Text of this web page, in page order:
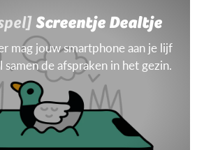
Screentje Dealtje
mag jouw smartphone aan je lijf
samen de afspraken in het gezin.